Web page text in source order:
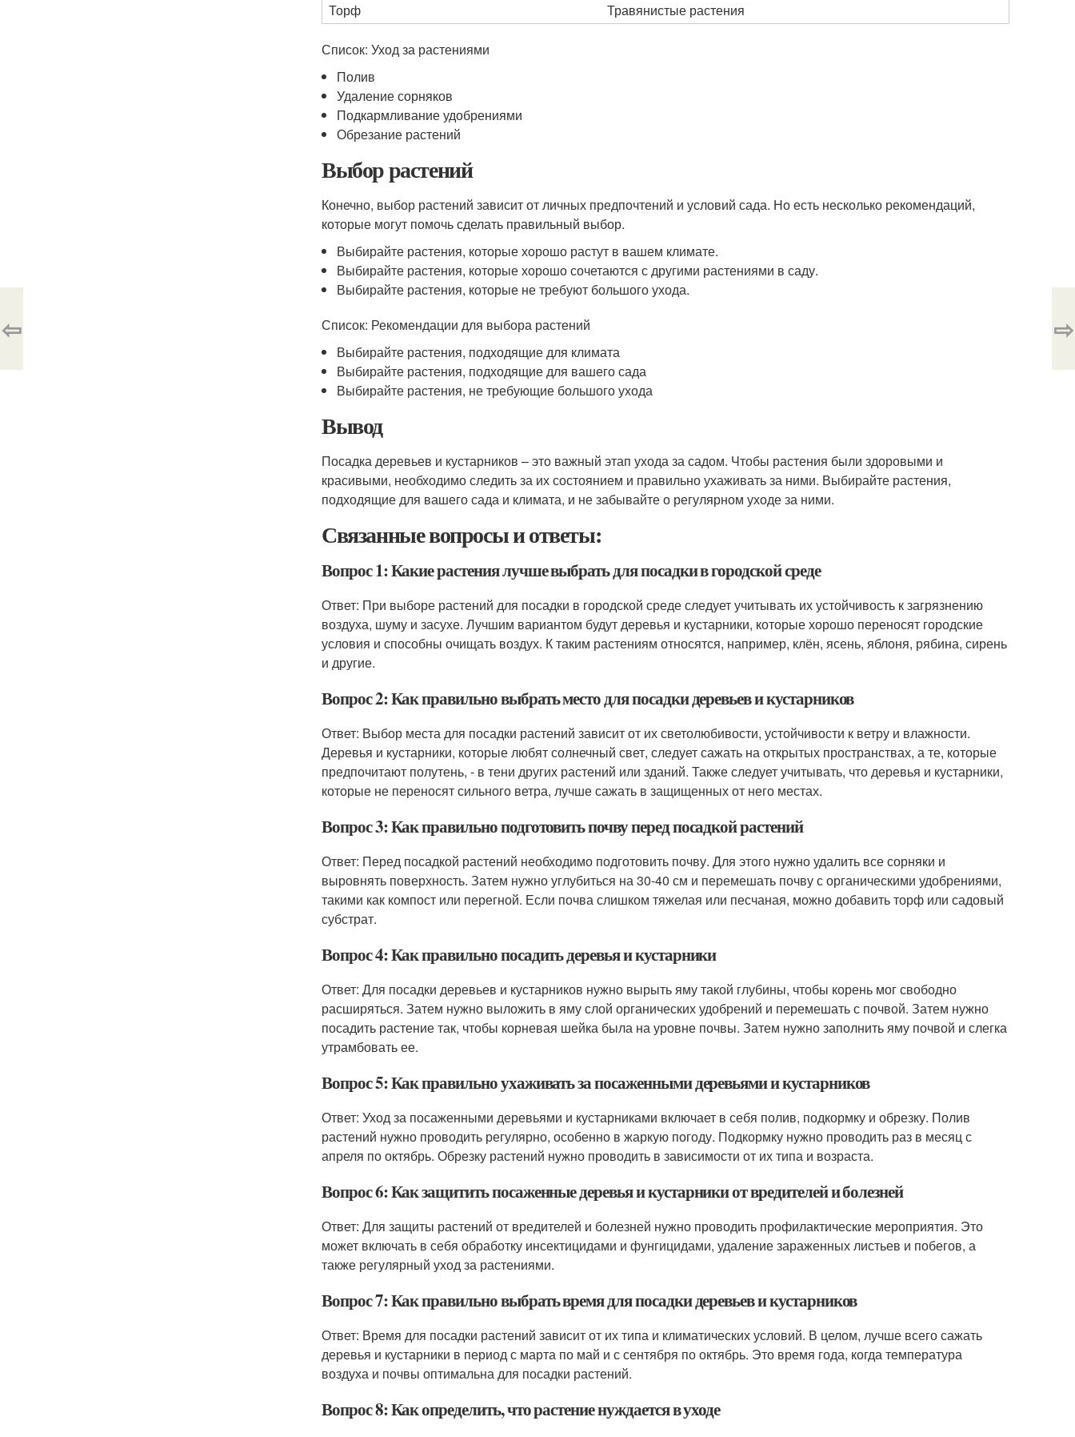
Торф
Травянистые растения
Список: Уход за растениями
Полив
Удаление сорняков
Подкармливание удобрениями
Обрезание растений
Выбор растений
Конечно, выбор растений зависит от личных предпочтений и условий сада. Но есть несколько рекомендаций,
которые могут помочь сделать правильный выбор.
Выбирайте растения, которые хорошо растут в вашем климате.
Выбирайте растения, которые хорошо сочетаются с другими растениями в саду.
Выбирайте растения, которые не требуют большого ухода.
Список: Рекомендации для выбора растений
Выбирайте растения, подходящие для климата
Выбирайте растения, подходящие для вашего сада
Выбирайте растения, не требующие большого ухода
Вывод
Посадка деревьев и кустарников – это важный этап ухода за садом. Чтобы растения были здоровыми и
красивыми, необходимо следить за их состоянием и правильно ухаживать за ними. Выбирайте растения,
подходящие для вашего сада и климата, и не забывайте о регулярном уходе за ними.
Связанные вопросы и ответы:
Вопрос 1: Какие растения лучше выбрать для посадки в городской среде
Ответ: При выборе растений для посадки в городской среде следует учитывать их устойчивость к загрязнению
воздуха, шуму и засухе. Лучшим вариантом будут деревья и кустарники, которые хорошо переносят городские
условия и способны очищать воздух. К таким растениям относятся, например, клён, ясень, яблоня, рябина, сирень
и другие.
Вопрос 2: Как правильно выбрать место для посадки деревьев и кустарников
Ответ: Выбор места для посадки растений зависит от их светолюбивости, устойчивости к ветру и влажности.
Деревья и кустарники, которые любят солнечный свет, следует сажать на открытых пространствах, а те, которые
предпочитают полутень, - в тени других растений или зданий. Также следует учитывать, что деревья и кустарники,
которые не переносят сильного ветра, лучше сажать в защищенных от него местах.
Вопрос 3: Как правильно подготовить почву перед посадкой растений
Ответ: Перед посадкой растений необходимо подготовить почву. Для этого нужно удалить все сорняки и
выровнять поверхность. Затем нужно углубиться на 30-40 см и перемешать почву с органическими удобрениями,
такими как компост или перегной. Если почва слишком тяжелая или песчаная, можно добавить торф или садовый
субстрат.
Вопрос 4: Как правильно посадить деревья и кустарники
Ответ: Для посадки деревьев и кустарников нужно вырыть яму такой глубины, чтобы корень мог свободно
расширяться. Затем нужно выложить в яму слой органических удобрений и перемешать с почвой. Затем нужно
посадить растение так, чтобы корневая шейка была на уровне почвы. Затем нужно заполнить яму почвой и слегка
утрамбовать ее.
Вопрос 5: Как правильно ухаживать за посаженными деревьями и кустарников
Ответ: Уход за посаженными деревьями и кустарниками включает в себя полив, подкормку и обрезку. Полив
растений нужно проводить регулярно, особенно в жаркую погоду. Подкормку нужно проводить раз в месяц с
апреля по октябрь. Обрезку растений нужно проводить в зависимости от их типа и возраста.
Вопрос 6: Как защитить посаженные деревья и кустарники от вредителей и болезней
Ответ: Для защиты растений от вредителей и болезней нужно проводить профилактические мероприятия. Это
может включать в себя обработку инсектицидами и фунгицидами, удаление зараженных листьев и побегов, а
также регулярный уход за растениями.
Вопрос 7: Как правильно выбрать время для посадки деревьев и кустарников
Ответ: Время для посадки растений зависит от их типа и климатических условий. В целом, лучше всего сажать
деревья и кустарники в период с марта по май и с сентября по октябрь. Это время года, когда температура
воздуха и почвы оптимальна для посадки растений.
Вопрос 8: Как определить, что растение нуждается в уходе
⇦ ⇨